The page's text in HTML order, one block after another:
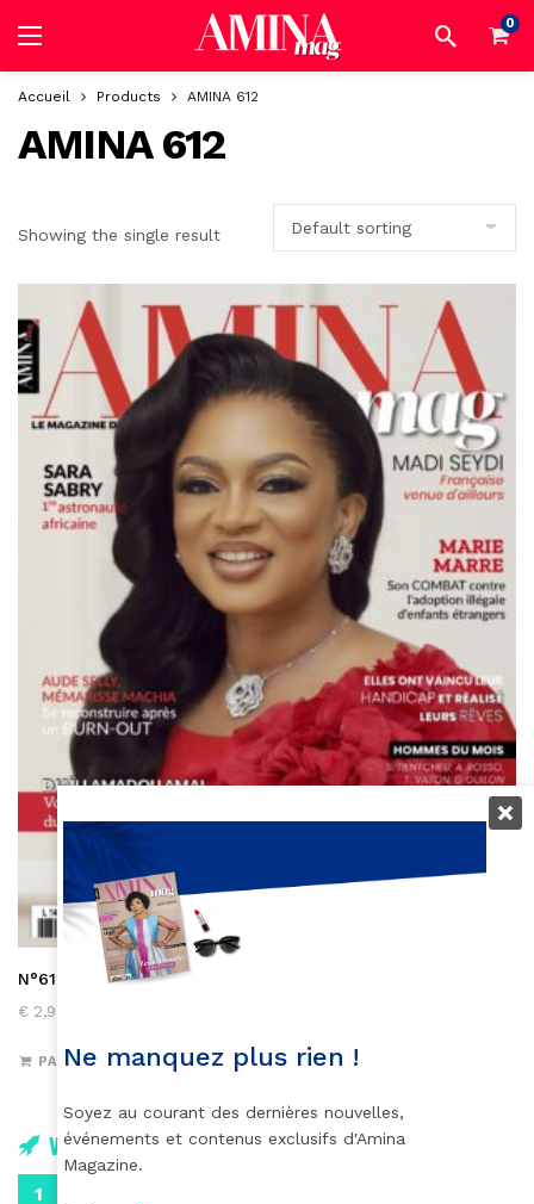
0
Accueil Products AMINA 612
AMINA 612
Showing the single result
N°612 janvier/février 2023 (version papier)
€ 2,90
PAYER
Vidéos
Ne manquez plus rien !
Soyez au courant des dernières nouvelles,
événements et contenus exclusifs d'Amina
Magazine.